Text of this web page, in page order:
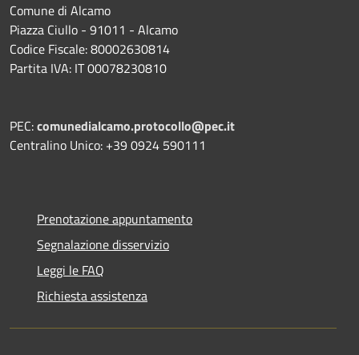
Comune di Alcamo
Piazza Ciullo - 91011 - Alcamo
Codice Fiscale: 80002630814
Partita IVA: IT 00078230810
PEC:comunedialcamo.protocollo@pec.it
Centralino Unico: +39 0924 590111
Prenotazione appuntamento
Segnalazione disservizio
Leggi le FAQ
Richiesta assistenza